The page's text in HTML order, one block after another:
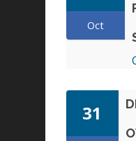
Oct
31